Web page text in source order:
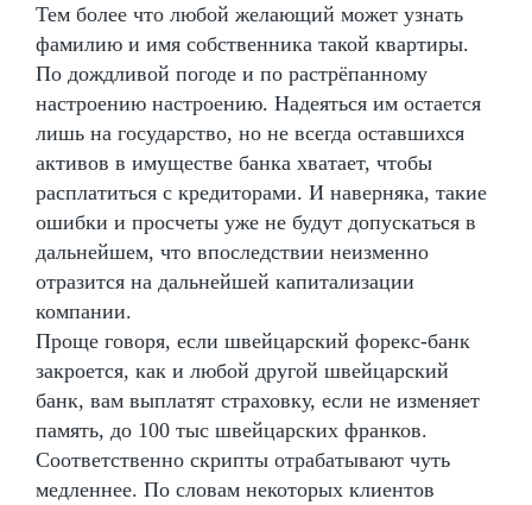
Тем более что любой желающий может узнать
фамилию и имя собственника такой квартиры.
По дождливой погоде и по растрёпанному
настроению настроению. Надеяться им остается
лишь на государство, но не всегда оставшихся
активов в имуществе банка хватает, чтобы
расплатиться с кредиторами. И наверняка, такие
ошибки и просчеты уже не будут допускаться в
дальнейшем, что впоследствии неизменно
отразится на дальнейшей капитализации
компании.
Проще говоря, если швейцарский форекс-банк
закроется, как и любой другой швейцарский
банк, вам выплатят страховку, если не изменяет
память, до 100 тыс швейцарских франков.
Соответственно скрипты отрабатывают чуть
медленнее. По словам некоторых клиентов